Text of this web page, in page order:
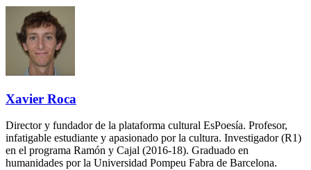
Xavier Roca
Director y fundador de la plataforma cultural EsPoesía. Profesor,
infatigable estudiante y apasionado por la cultura. Investigador (R1)
en el programa Ramón y Cajal (2016-18). Graduado en
humanidades por la Universidad Pompeu Fabra de Barcelona.